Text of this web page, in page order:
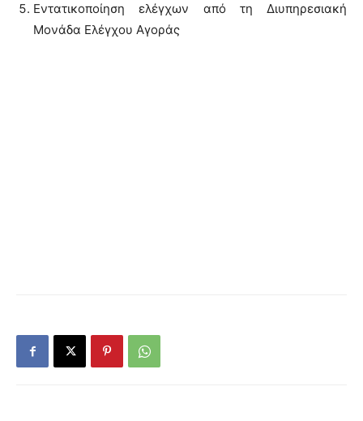
Εντατικοποίηση ελέγχων από τη Διυπηρεσιακή
Μονάδα Ελέγχου Αγοράς